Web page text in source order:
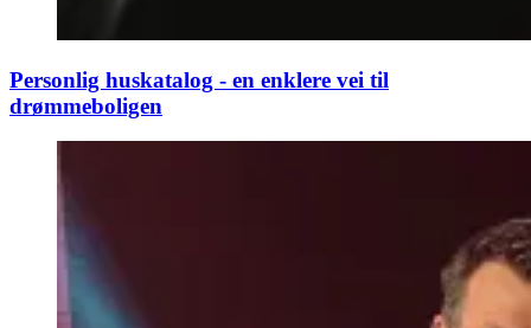
Personlig huskatalog - en enklere vei til
drømmeboligen